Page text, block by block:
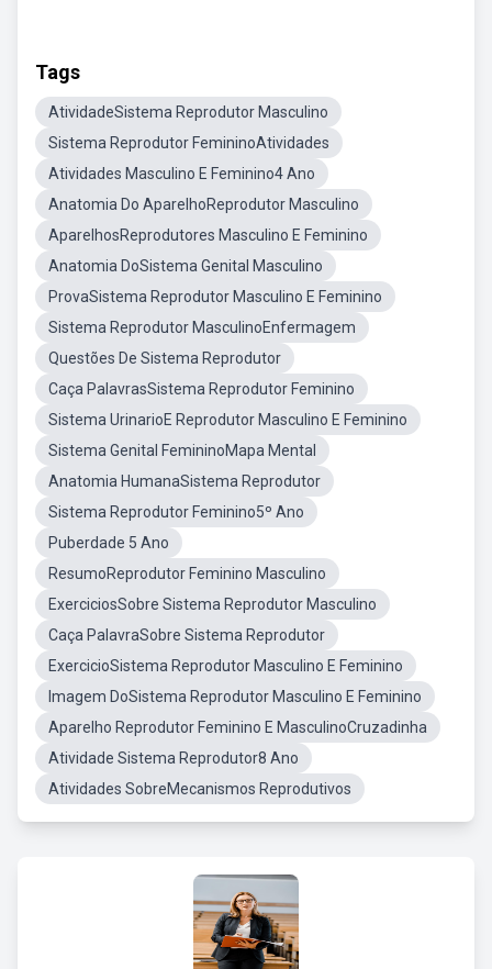
Tags
AtividadeSistema Reprodutor Masculino
Sistema Reprodutor FemininoAtividades
Atividades Masculino E Feminino4 Ano
Anatomia Do AparelhoReprodutor Masculino
AparelhosReprodutores Masculino E Feminino
Anatomia DoSistema Genital Masculino
ProvaSistema Reprodutor Masculino E Feminino
Sistema Reprodutor MasculinoEnfermagem
Questões De Sistema Reprodutor
Caça PalavrasSistema Reprodutor Feminino
Sistema UrinarioE Reprodutor Masculino E Feminino
Sistema Genital FemininoMapa Mental
Anatomia HumanaSistema Reprodutor
Sistema Reprodutor Feminino5º Ano
Puberdade 5 Ano
ResumoReprodutor Feminino Masculino
ExerciciosSobre Sistema Reprodutor Masculino
Caça PalavraSobre Sistema Reprodutor
ExercicioSistema Reprodutor Masculino E Feminino
Imagem DoSistema Reprodutor Masculino E Feminino
Aparelho Reprodutor Feminino E MasculinoCruzadinha
Atividade Sistema Reprodutor8 Ano
Atividades SobreMecanismos Reprodutivos